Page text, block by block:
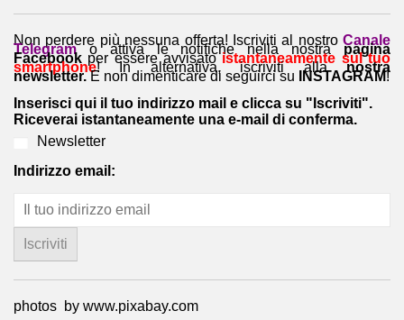
Non perdere più nessuna offerta! Iscriviti al nostro Canale
Telegramo attiva le notifiche nella nostrapagina
Facebook per essere avvisatoistantaneamente sul tuo
smartphone! In alternativa, iscriviti allanostra
newsletter.E non dimenticare di seguirci su INSTAGRAM!
Inserisci qui il tuo indirizzo mail e clicca su "Iscriviti".
Riceverai istantaneamente una e-mail di conferma.
Newsletter
Indirizzo email:
photos by www.pixabay.com